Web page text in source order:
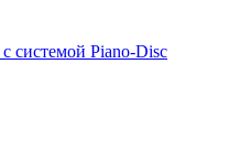
системой Piano-Disc